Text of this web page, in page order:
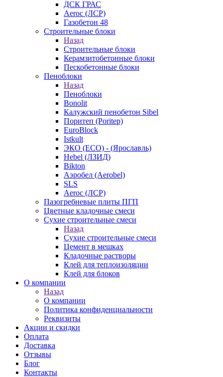
ДСК ГРАС
Aeroc (ЛСР)
Газобетон 48
Строительные блоки
Назад
Строительные блоки
Керамзитобетонные блоки
Пескобетонные блоки
Пеноблоки
Назад
Пеноблоки
Bonolit
Калужский пенобетон Sibel
Поритеп (Poritep)
EuroBlock
Istkult
ЭКО (ECO) - (Ярославль)
Hebel (ЛЗИД)
Bikton
Аэробел (Aerobel)
SLS
Aeroc (ЛСР)
Пазогребневые плиты ПГП
Цветные кладочные смеси
Сухие строительные смеси
Назад
Сухие строительные смеси
Цемент в мешках
Кладочные растворы
Клей для теплоизоляции
Клей для блоков
О компании
Назад
О компании
Политика конфиденциальности
Реквизиты
Акции и скидки
Оплата
Доставка
Отзывы
Блог
Контакты